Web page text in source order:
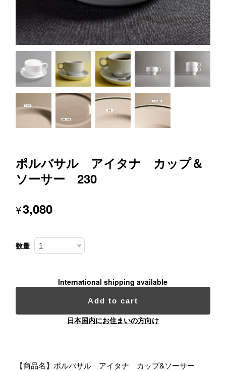
ポルバサル アイタナ カップ＆
ソーサー 230
¥3,080
数量
International shipping available
Add to cart
日本国内にお住まいの方向け
【商品名】ポルバサル アイタナ カップ&ソーサー